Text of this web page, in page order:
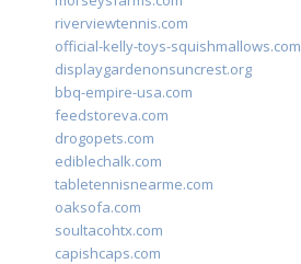
riverviewtennis.com
official-kelly-toys-squishmallows.com
displaygardenonsuncrest.org
bbq-empire-usa.com
feedstoreva.com
drogopets.com
ediblechalk.com
tabletennisnearme.com
oaksofa.com
soultacohtx.com
capishcaps.com